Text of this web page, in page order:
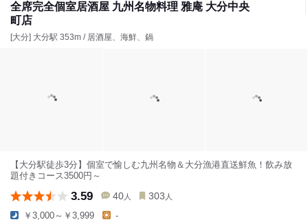
全席完全個室居酒屋 九州名物料理 雅庵 大分中央
町店
[大分] 大分駅 353m / 居酒屋、海鮮、鍋
【大分駅徒歩3分】個室で愉しむ九州名物＆大分漁港直送鮮魚！飲み放
題付きコース3500円～
3.59 40 人 303 人
￥3,000～￥3,999 -